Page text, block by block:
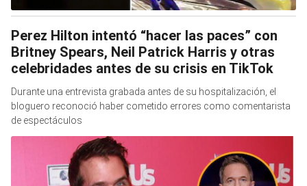
Perez Hilton intentó “hacer las paces” con
Britney Spears, Neil Patrick Harris y otras
celebridades antes de su crisis en TikTok
Durante una entrevista grabada antes de su hospitalización, el
bloguero reconoció haber cometido errores como comentarista
de espectáculos